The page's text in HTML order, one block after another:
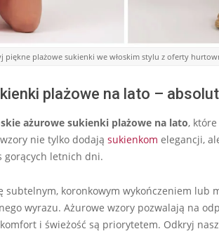
piękne plażowe sukienki we włoskim stylu z oferty
plażowe na lato –
ażurowe sukienki plażowe na lato,
nie tylko dodają sukienkom elegancji,
gorących letnich dni.
subtelnym, koronkowym wykończeniem lub
wyrazu. Ażurowe wzory pozwalają na
i świeżość są priorytetem. Odkryj nasz